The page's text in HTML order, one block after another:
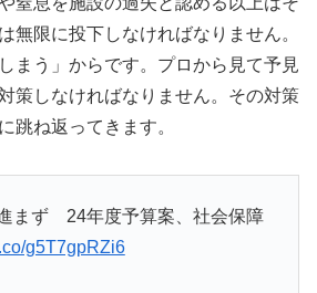
無限に投下しなければなりません。
まう」からです。プロから見て予見
策しなければなりません。その対策
跳ね返ってきます。
まず 24年度予算案、社会保障
g5T7gpRZi6